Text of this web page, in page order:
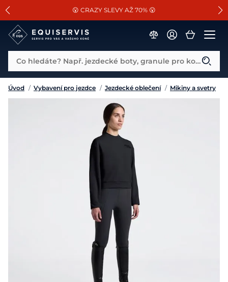
SLEVA 13% na vše od Cassini!
😮 CRAZY SLEVY AŽ 70% 😮
📐Pasování a doplňky k vybraným sedlům ZDARMA 🐴
Co hledáte? Např. jezdecké boty, granule pro koně...
Úvod / Vybavení pro jezdce / Jezdecké oblečení / Mikiny a svetry